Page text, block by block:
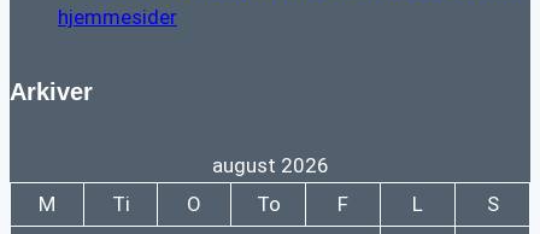
hjemmesider
Arkiver
august 2026
M
Ti O To F L
S